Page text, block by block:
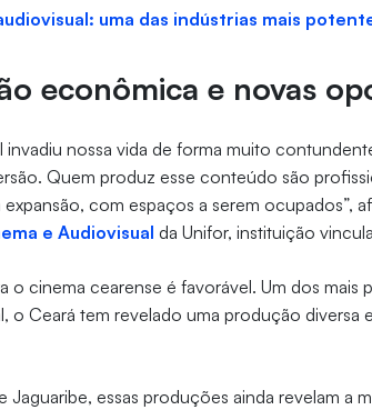
uma das indústrias mais
econômica e novas
invadiu nossa vida de forma muito
Quem produz esse conteúdo são
com espaços a serem ocupados”,
e Audiovisual da Unifor, instituição
o cinema cearense é favorável. Um dos mais
o Ceará tem revelado uma produção diversa
Jaguaribe, essas produções ainda revelam a